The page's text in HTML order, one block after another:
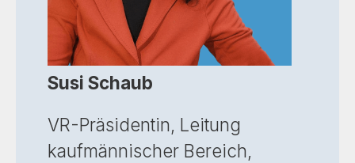
Susi Schaub
VR-Präsidentin, Leitung
kaufmännischer Bereich,